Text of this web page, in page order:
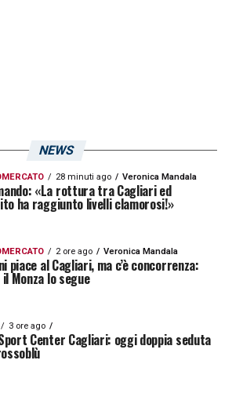
NEWS
28 minuti ago Veronica Mandala
«La rottura tra Cagliari ed
ha raggiunto livelli clamorosi!»
2 ore ago Veronica Mandala
piace al Cagliari, ma c’è concorrenza:
il Monza lo segue
3 ore ago
Center Cagliari: oggi doppia seduta